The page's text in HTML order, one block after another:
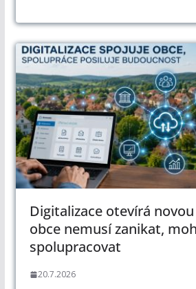
Digitalizace otevírá
obce nemusí zanikat,
spolupracovat
20.7.2026